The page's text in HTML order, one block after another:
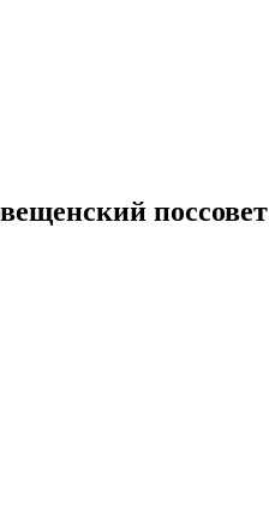
поссовет